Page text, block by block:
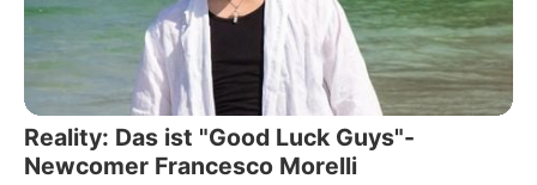
Reality: Das ist "Good Luck Guys"-
Newcomer Francesco Morelli